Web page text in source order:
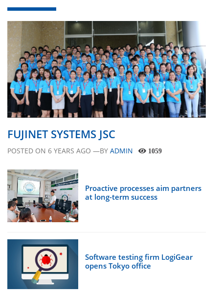
FUJINET SYSTEMS JSC
POSTED ON 6 YEARS AGO —BY ADMIN 1059
Proactive processes aim partners
at long-term success
Software testing firm LogiGear
opens Tokyo office